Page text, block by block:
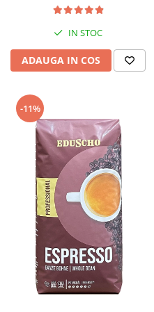
IN STOC
ADAUGA IN COS
-11%